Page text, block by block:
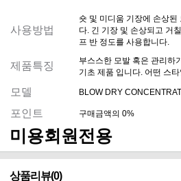
사용방법
숏 및 미디움 기장에 손상
다. 긴 기장 및 손상되고 거
프 반 정도를 사용합니다.
제품특징
부스스한 모발 혹은 관리하
기초 제품 입니다. 어떤 스
모델 BLOW DRY
포인트 구매금액의 0%
미용회원전용
상품리뷰(0)